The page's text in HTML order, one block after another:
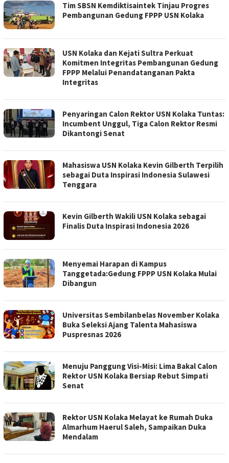
Tim SBSN Kemdiktisaintek Tinjau Progres
Pembangunan Gedung FPPP USN Kolaka
USN Kolaka dan Kejati Sultra Perkuat
Komitmen Integritas Pembangunan Gedung
FPPP Melalui Penandatanganan Pakta
Integritas
Penyaringan Calon Rektor USN Kolaka Tuntas:
Incumbent Unggul, Tiga Calon Rektor Resmi
Dikantongi Senat
Mahasiswa USN Kolaka Kevin Gilberth Terpilih
sebagai Duta Inspirasi Indonesia Sulawesi
Tenggara
Kevin Gilberth Wakili USN Kolaka sebagai
Finalis Duta Inspirasi Indonesia 2026
Menyemai Harapan di Kampus
Tanggetada:Gedung FPPP USN Kolaka Mulai
Dibangun
Universitas Sembilanbelas November Kolaka
Buka Seleksi Ajang Talenta Mahasiswa
Puspresnas 2026
Menuju Panggung Visi-Misi: Lima Bakal Calon
Rektor USN Kolaka Bersiap Rebut Simpati
Senat
Rektor USN Kolaka Melayat ke Rumah Duka
Almarhum Haerul Saleh, Sampaikan Duka
Mendalam